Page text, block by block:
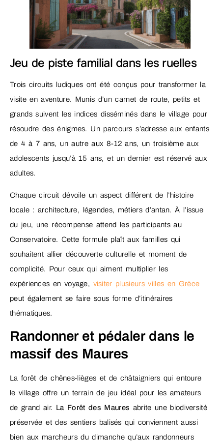
Jeu de piste familial dans les ruelles
Trois circuits ludiques ont été conçus pour transformer la
visite en aventure. Munis d’un carnet de route, petits et
grands suivent les indices disséminés dans le village pour
résoudre des énigmes. Un parcours s’adresse aux enfants
de 4 à 7 ans, un autre aux 8-12 ans, un troisième aux
adolescents jusqu’à 15 ans, et un dernier est réservé aux
adultes.
Chaque circuit dévoile un aspect différent de l’histoire
locale : architecture, légendes, métiers d’antan. À l’issue
du jeu, une récompense attend les participants au
Conservatoire. Cette formule plaît aux familles qui
souhaitent allier découverte culturelle et moment de
complicité. Pour ceux qui aiment multiplier les
expériences en voyage, visiter plusieurs villes en Grèce
peut également se faire sous forme d’itinéraires
thématiques.
Randonner et pédaler dans le
massif des Maures
La forêt de chênes-lièges et de châtaigniers qui entoure
le village offre un terrain de jeu idéal pour les amateurs
de grand air. La Forêt des Maures abrite une biodiversité
préservée et des sentiers balisés qui conviennent aussi
bien aux marcheurs du dimanche qu’aux randonneurs